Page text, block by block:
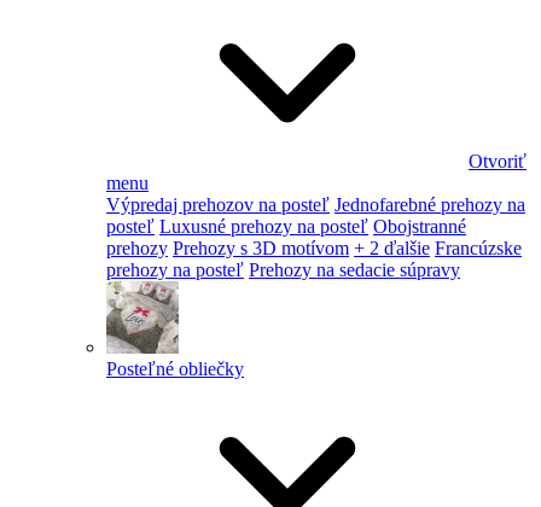
Otvoriť
menu
Výpredaj prehozov na posteľ Jednofarebné prehozy na
posteľ Luxusné prehozy na posteľ Obojstranné
prehozy Prehozy s 3D motívom + 2 ďalšie Francúzske
prehozy na posteľ Prehozy na sedacie súpravy
Posteľné obliečky